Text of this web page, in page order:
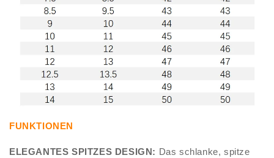
FUNKTIONEN
ELEGANTES SPITZES DESIGN: Das schlanke, spitze